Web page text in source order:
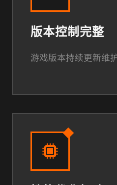
版本控制完整
游戏版本持续更新维